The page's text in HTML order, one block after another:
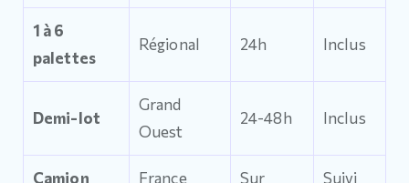
1 à 6
palettes
Régional 24h Inclus
Demi-lot
Grand
Ouest
24-48h Inclus
Camion
France
Sur
Suivi